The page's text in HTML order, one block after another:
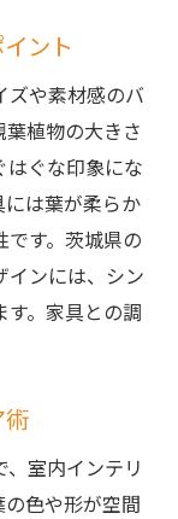
ント
ズや素材感のバ
植物の大きさ
ぐな印象にな
は葉が柔らか
です。茨城県の
インには、シン
。家具との調
室内インテリ
色や形が空間